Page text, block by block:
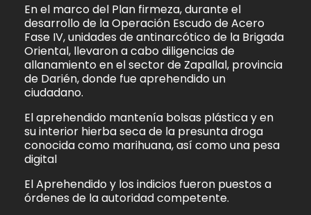
En el marco del Plan firmeza, durante el
desarrollo de la Operación Escudo de Acero
Fase IV, unidades de antinarcótico de la Brigada
Oriental, llevaron a cabo diligencias de
allanamiento en el sector de Zapallal, provincia
de Darién, donde fue aprehendido un
ciudadano.
El aprehendido mantenía bolsas plástica y en
su interior hierba seca de la presunta droga
conocida como marihuana, así como una pesa
digital
El Aprehendido y los indicios fueron puestos a
órdenes de la autoridad competente.